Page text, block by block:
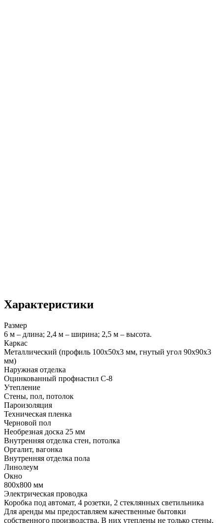
Характеристики
Размер
6 м – длина; 2,4 м – ширина; 2,5 м – высота.
Каркас
Металлический (профиль 100х50х3 мм, гнутый угол 90х90х3
мм)
Наружная отделка
Оцинкованный профнастил С-8
Утепление
Стены, пол, потолок
Пароизоляция
Техническая пленка
Черновой пол
Необрезная доска 25 мм
Внутренняя отделка стен, потолка
Оргалит, вагонка
Внутренняя отделка пола
Линолеум
Окно
800х800 мм
Электрическая проводка
Коробка под автомат, 4 розетки, 2 стеклянных светильника
Для аренды мы предоставляем качественные бытовки
собственного производства. В них утеплены не только стены,